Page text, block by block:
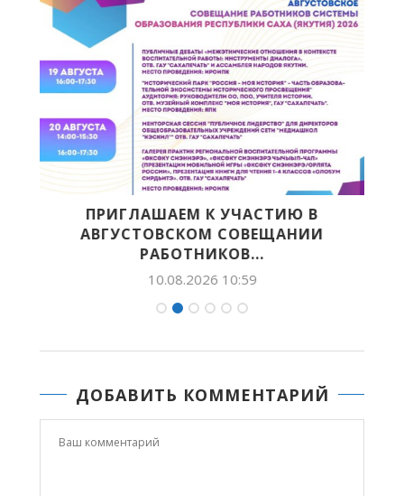
ПРИГЛАШАЕМ К УЧАСТИЮ В
АВГУСТОВСКОМ СОВЕЩАНИИ
РАБОТНИКОВ...
10.08.2026 10:59
ДОБАВИТЬ КОММЕНТАРИЙ